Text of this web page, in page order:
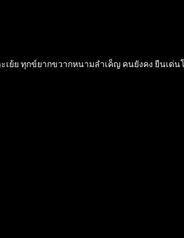
เย้ย ทุกข์ยากขวากหนามลำเค็ญ คนยังคง ยืนเด่น